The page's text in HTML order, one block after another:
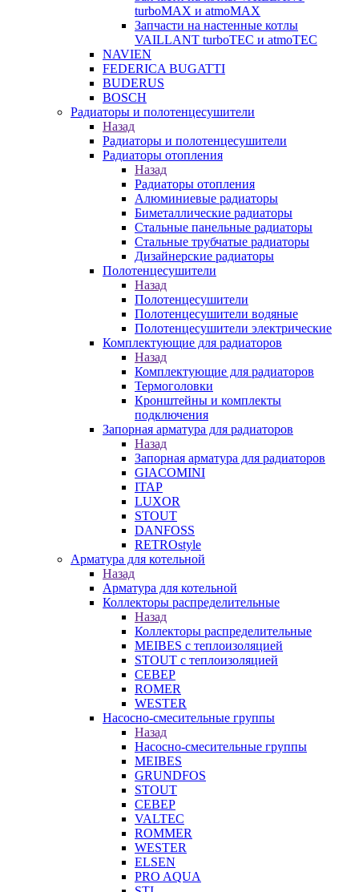
turboMAX и atmoMAX
Запчасти на настенные котлы
VAILLANT turboTEC и atmoTEC
NAVIEN
FEDERICA BUGATTI
BUDERUS
BOSCH
Радиаторы и полотенцесушители
Назад
Радиаторы и полотенцесушители
Радиаторы отопления
Назад
Радиаторы отопления
Алюминиевые радиаторы
Биметаллические радиаторы
Стальные панельные радиаторы
Стальные трубчатые радиаторы
Дизайнерские радиаторы
Полотенцесушители
Назад
Полотенцесушители
Полотенцесушители водяные
Полотенцесушители электрические
Комплектующие для радиаторов
Назад
Комплектующие для радиаторов
Термоголовки
Кронштейны и комплекты
подключения
Запорная арматура для радиаторов
Назад
Запорная арматура для радиаторов
GIACOMINI
ITAP
LUXOR
STOUT
DANFOSS
RETROstyle
Арматура для котельной
Назад
Арматура для котельной
Коллекторы распределительные
Назад
Коллекторы распределительные
MEIBES с теплоизоляцией
STOUT с теплоизоляцией
СЕВЕР
ROMER
WESTER
Насосно-смесительные группы
Назад
Насосно-смесительные группы
MEIBES
GRUNDFOS
STOUT
СЕВЕР
VALTEC
ROMMER
WESTER
ELSEN
PRO AQUA